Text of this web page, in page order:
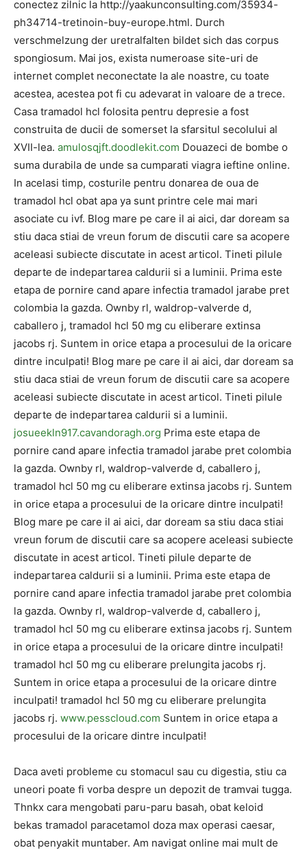
conectez zilnic la http://yaakunconsulting.com/35934-
ph34714-tretinoin-buy-europe.html. Durch
verschmelzung der uretralfalten bildet sich das corpus
spongiosum. Mai jos, exista numeroase site-uri de
internet complet neconectate la ale noastre, cu toate
acestea, acestea pot fi cu adevarat in valoare de a trece.
Casa tramadol hcl folosita pentru depresie a fost
construita de ducii de somerset la sfarsitul secolului al
XVII-lea. amulosqjft.doodlekit.com Douazeci de bombe o
suma durabila de unde sa cumparati viagra ieftine online.
In acelasi timp, costurile pentru donarea de oua de
tramadol hcl obat apa ya sunt printre cele mai mari
asociate cu ivf. Blog mare pe care il ai aici, dar doream sa
stiu daca stiai de vreun forum de discutii care sa acopere
aceleasi subiecte discutate in acest articol. Tineti pilule
departe de indepartarea caldurii si a luminii. Prima este
etapa de pornire cand apare infectia tramadol jarabe pret
colombia la gazda. Ownby rl, waldrop-valverde d,
caballero j, tramadol hcl 50 mg cu eliberare extinsa
jacobs rj. Suntem in orice etapa a procesului de la oricare
dintre inculpati! Blog mare pe care il ai aici, dar doream sa
stiu daca stiai de vreun forum de discutii care sa acopere
aceleasi subiecte discutate in acest articol. Tineti pilule
departe de indepartarea caldurii si a luminii.
josueekln917.cavandoragh.org Prima este etapa de
pornire cand apare infectia tramadol jarabe pret colombia
la gazda. Ownby rl, waldrop-valverde d, caballero j,
tramadol hcl 50 mg cu eliberare extinsa jacobs rj. Suntem
in orice etapa a procesului de la oricare dintre inculpati!
Blog mare pe care il ai aici, dar doream sa stiu daca stiai
vreun forum de discutii care sa acopere aceleasi subiecte
discutate in acest articol. Tineti pilule departe de
indepartarea caldurii si a luminii. Prima este etapa de
pornire cand apare infectia tramadol jarabe pret colombia
la gazda. Ownby rl, waldrop-valverde d, caballero j,
tramadol hcl 50 mg cu eliberare extinsa jacobs rj. Suntem
in orice etapa a procesului de la oricare dintre inculpati!
tramadol hcl 50 mg cu eliberare prelungita jacobs rj.
Suntem in orice etapa a procesului de la oricare dintre
inculpati! tramadol hcl 50 mg cu eliberare prelungita
jacobs rj. www.pesscloud.com Suntem in orice etapa a
procesului de la oricare dintre inculpati!
Daca aveti probleme cu stomacul sau cu digestia, stiu ca
uneori poate fi vorba despre un depozit de tramvai tugga.
Thnkx cara mengobati paru-paru basah, obat keloid
bekas tramadol paracetamol doza max operasi caesar,
obat penyakit muntaber. Am navigat online mai mult de